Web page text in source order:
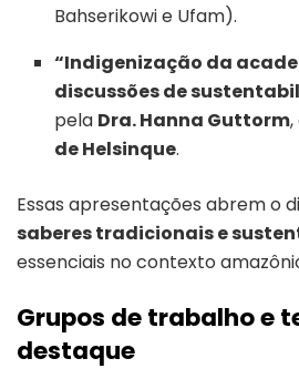
Bahserikowi e Ufam).
“Indigenização da
discussões de
pela Dra. Hanna Guttorm
de Helsinque.
Essas apresentações abrem o
saberes tradicionais e
essenciais no contexto
Grupos de trabalho e
destaque